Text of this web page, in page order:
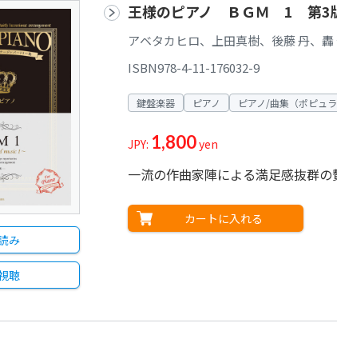
み
聴
王様のピアノ ＢＧＭ 1 第3
アベタカヒロ、上田真樹、後藤 丹、
ISBN978-4-11-176032-9
鍵盤楽器 ピアノ ピアノ/曲集（ポピュラ
JPY: 1,800yen
一流の作曲家陣による満足感抜群の
カートに入れる